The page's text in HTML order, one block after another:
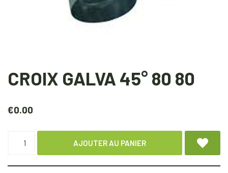
CROIX GALVA 45° 80 80
€0.00
AJOUTER AU PANIER